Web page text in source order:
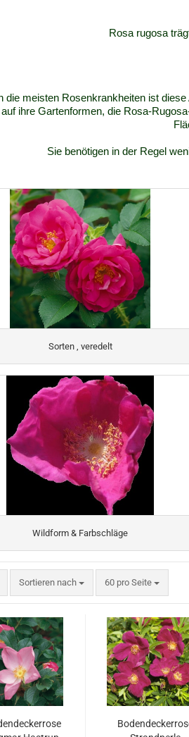
Rosa rugosa
die meisten Rosenkrankheiten ist
ihre Gartenformen, die Rosa-
Sie benötigen in der Regel
Sorten , veredelt
Wildform & Farbschläge
Sortieren nach
Sortieren nach 60 pro Seite
pro Seite